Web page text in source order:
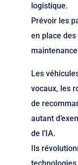
logistique.
Prévoir les
en place
Les
vocaux, les
de
autant
de l’IA.
Ils